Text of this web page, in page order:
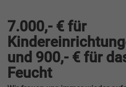
7.000,- € für
und 900,- € für
Feucht